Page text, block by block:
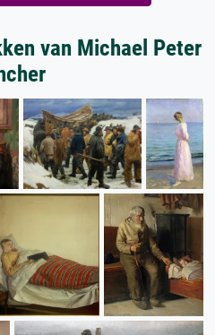
van Michael Peter